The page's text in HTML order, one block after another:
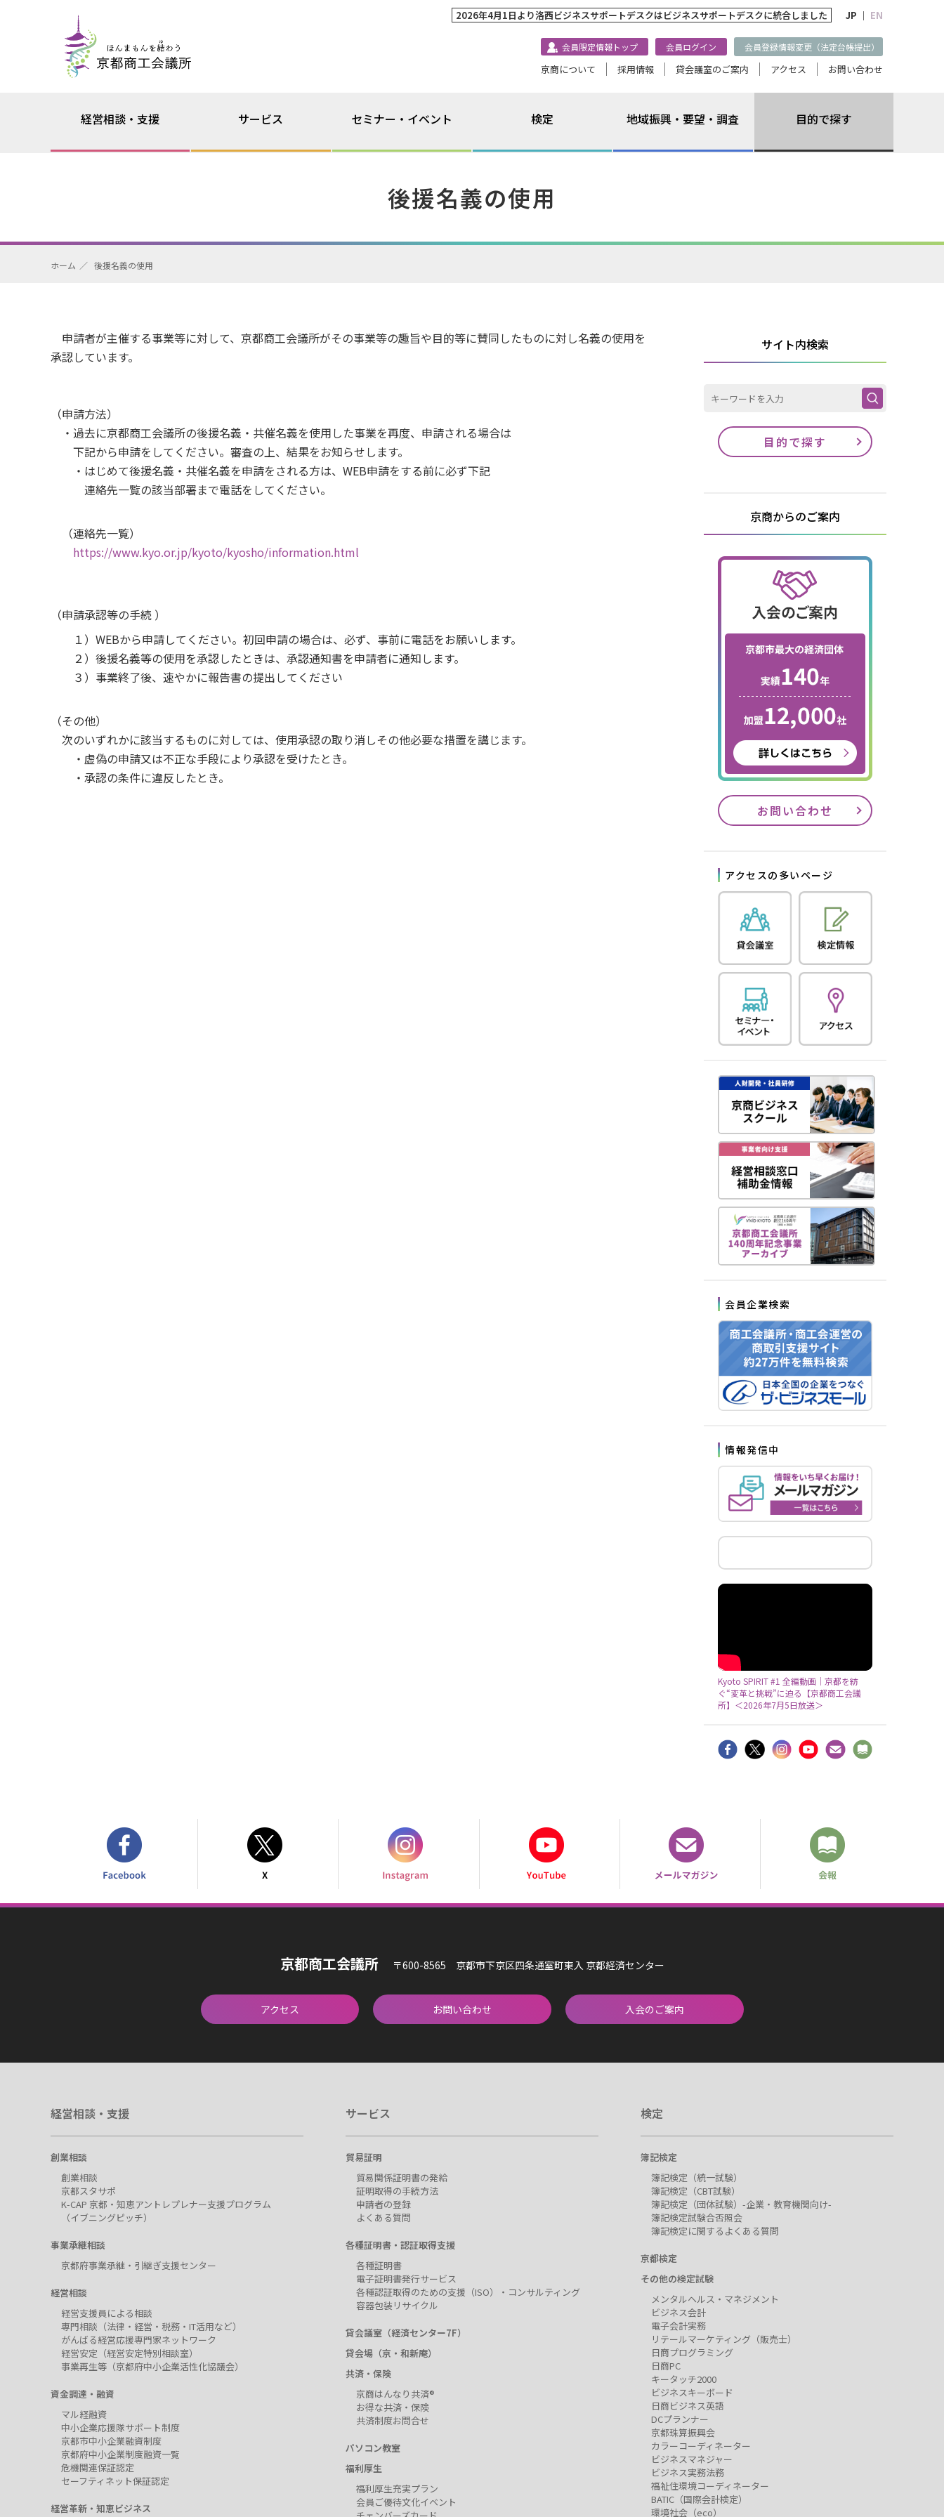
2026年4月1日より洛西ビジネスサポートデスクはビジネスサポートデスクに統合しました JP ｜ EN
会員限定情報トップ 会員ログイン 会員登録情報変更（法定台帳提出）
京商について 採用情報 貸会議室のご案内 アクセス お問い合わせ
経営相談・支援 サービス セミナー・イベント 検定 地域振興・要望・調査 目的で探す
後援名義の使用
ホーム 後援名義の使用
申請者が主催する事業等に対して、京都商工会議所がその事業等の趣旨や目的等に賛同したものに対し名義の使用を
承認しています。
（申請方法）
・過去に京都商工会議所の後援名義・共催名義を使用した事業を再度、申請される場合は
下記から申請をしてください。審査の上、結果をお知らせします。
・はじめて後援名義・共催名義を申請をされる方は、WEB申請をする前に必ず下記
連絡先一覧の該当部署まで電話をしてください。
（連絡先一覧）
https://www.kyo.or.jp/kyoto/kyosho/information.html
（申請承認等の手続 ）
１）WEBから申請してください。初回申請の場合は、必ず、事前に電話をお願いします。
２） 後援名義等の使用を承認したときは、承認通知書を申請者に通知します。
３）事業終了後、 速やかに報告書の提出してください
（その他）
次のいずれかに該当するものに対しては、使用承認の取り消しその他必要な措置を講じます。
・虚偽の申請又は不正な手段により承認を受けたとき。
・承認の条件に違反したとき。
サイト内検索
目的で探す
京商からのご案内
お問い合わせ
アクセスの多いページ
会員企業検索
情報発信中
Kyoto SPIRIT #1 全編動画｜京都を紡
ぐ“変革と挑戦”に迫る【京都商工会議
所】＜2026年7月5日放送＞
京都商工会議所 〒600-8565 京都市下京区四条通室町東入 京都経済センター
アクセス お問い合わせ 入会のご案内
経営相談・支援
創業相談
創業相談
京都スタサポ
K-CAP 京都・知恵アントレプレナー支援プログラム
（イブニングピッチ）
事業承継相談
京都府事業承継・引継ぎ支援センター
経営相談
経営支援員による相談
専門相談（法律・経営・税務・IT活用など）
がんばる経営応援専門家ネットワーク
経営安定（経営安定特別相談室）
事業再生等（京都府中小企業活性化協議会）
資金調達・融資
マル経融資
中小企業応援隊サポート制度
京都市中小企業融資制度
京都府中小企業制度融資一覧
危機関連保証認定
セーフティネット保証認定
経営革新・知恵ビジネス
サービス
貿易証明
貿易関係証明書の発給
証明取得の手続方法
申請者の登録
よくある質問
各種証明書・認証取得支援
各種証明書
電子証明書発行サービス
各種認証取得のための支援（ISO）・コンサルティング
容器包装リサイクル
貸会議室（経済センター7F）
貸会場（京・和新庵）
共済・保険
京商はんなり共済®
お得な共済・保険
共済制度お問合せ
パソコン教室
福利厚生
福利厚生充実プラン
会員ご優待文化イベント
検定
簿記検定
簿記検定（統一試験）
簿記検定（CBT試験）
簿記検定（団体試験）-企業・教育機関向け-
簿記検定試験合否照会
簿記検定に関するよくある質問
京都検定
その他の検定試験
メンタルヘルス・マネジメント
ビジネス会計
電子会計実務
リテールマーケティング（販売士）
日商プログラミング
日商PC
キータッチ2000
ビジネスキーボード
日商ビジネス英語
DCプランナー
京都珠算振興会
カラーコーディネーター
ビジネスマネジャー
ビジネス実務法務
福祉住環境コーディネーター
BATIC（国際会計検定）
環境社会（eco）